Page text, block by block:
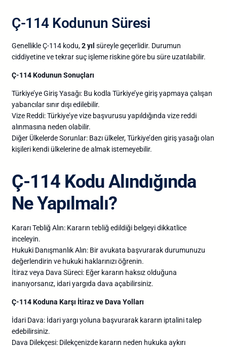
Ç-114 Kodunun Süresi
Genellikle Ç-114 kodu,2 yıl süreyle geçerlidir. Durumun
ciddiyetine ve tekrar suç işleme riskine göre bu süre uzatılabilir.
Ç-114 Kodunun Sonuçları
Türkiye’ye Giriş Yasağı: Bu kodla Türkiye’ye giriş yapmaya çalışan
yabancılar sınır dışı edilebilir.
Vize Reddi: Türkiye’ye vize başvurusu yapıldığında vize reddi
alınmasına neden olabilir.
Diğer Ülkelerde Sorunlar: Bazı ülkeler, Türkiye’den giriş yasağı olan
kişileri kendi ülkelerine de almak istemeyebilir.
Ç-114 Kodu Alındığında
Ne Yapılmalı?
Kararı Tebliğ Alın: Kararın tebliğ edildiği belgeyi dikkatlice
inceleyin.
Hukuki Danışmanlık Alın: Bir avukata başvurarak durumunuzu
değerlendirin ve hukuki haklarınızı öğrenin.
İtiraz veya Dava Süreci: Eğer kararın haksız olduğuna
inanıyorsanız, idari yargıda dava açabilirsiniz.
Ç-114 Koduna Karşı İtiraz ve Dava Yolları
İdari Dava: İdari yargı yoluna başvurarak kararın iptalini talep
edebilirsiniz.
Dava Dilekçesi: Dilekçenizde kararın neden hukuka aykırı